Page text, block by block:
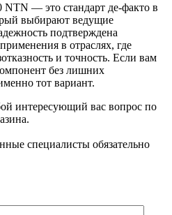
— это стандарт де-факто в
выбирают ведущие
подтверждена
в отраслях, где
и точность. Если вам
без лишних
тот вариант.
интересующий вас вопрос по
специалисты обязательно